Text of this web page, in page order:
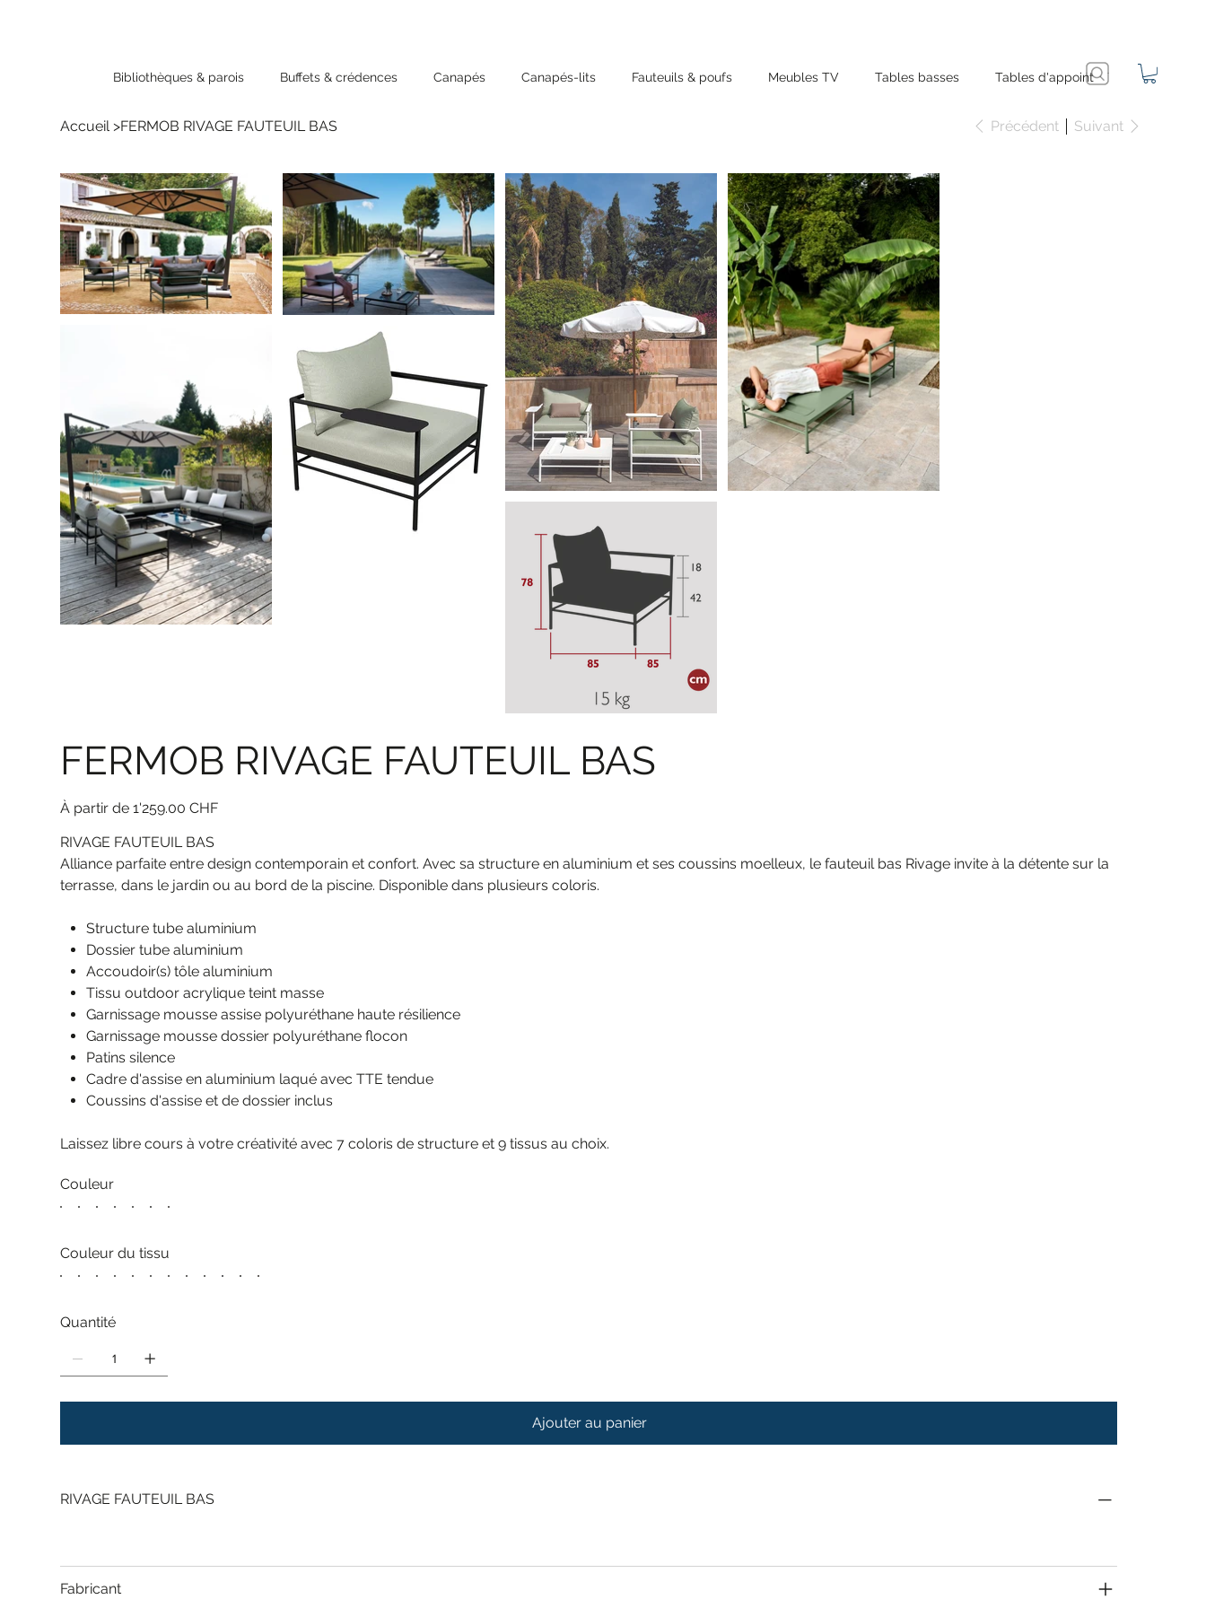
Bibliothèques & parois Buffets & crédences Canapés Canapés-lits Fauteuils & poufs Meubles TV Tables basses Tables d'appoint
Accueil >FERMOB RIVAGE FAUTEUIL BAS Précédent Suivant
FERMOB RIVAGE FAUTEUIL BAS
À partir de Prix
1'259.00 CHF
RIVAGE FAUTEUIL BAS
Alliance parfaite entre design contemporain et confort. Avec sa structure en aluminium et ses coussins moelleux, le fauteuil bas Rivage invite à la détente sur la
terrasse, dans le jardin ou au bord de la piscine. Disponible dans plusieurs coloris.
Structure tube aluminium
Dossier tube aluminium
Accoudoir(s) tôle aluminium
Tissu outdoor acrylique teint masse
Garnissage mousse assise polyuréthane haute résilience
Garnissage mousse dossier polyuréthane flocon
Patins silence
Cadre d'assise en aluminium laqué avec TTE tendue
Coussins d'assise et de dossier inclus
Laissez libre cours à votre créativité avec 7 coloris de structure et 9 tissus au choix.
Couleur
Couleur du tissu
Quantité
Ajouter au panier
RIVAGE FAUTEUIL BAS
Fabricant